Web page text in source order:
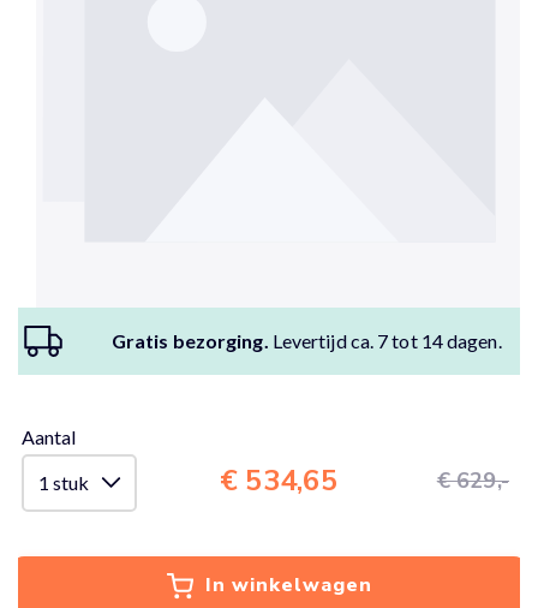
Gratis bezorging. Levertijd ca. 7 tot 14 dagen.
Aantal
€ 629,-
€ 534,65
In winkelwagen